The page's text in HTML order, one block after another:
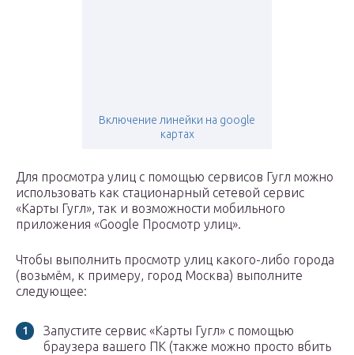
Включение линейки на google
картах
Для просмотра улиц с помощью сервисов Гугл можно
использовать как стационарный сетевой сервис
«Карты Гугл», так и возможности мобильного
приложения «Google Просмотр улиц».
Чтобы выполнить просмотр улиц какого-либо города
(возьмём, к примеру, город Москва) выполните
следующее:
Запустите сервис «Карты Гугл» с помощью
браузера вашего ПК (также можно просто вбить